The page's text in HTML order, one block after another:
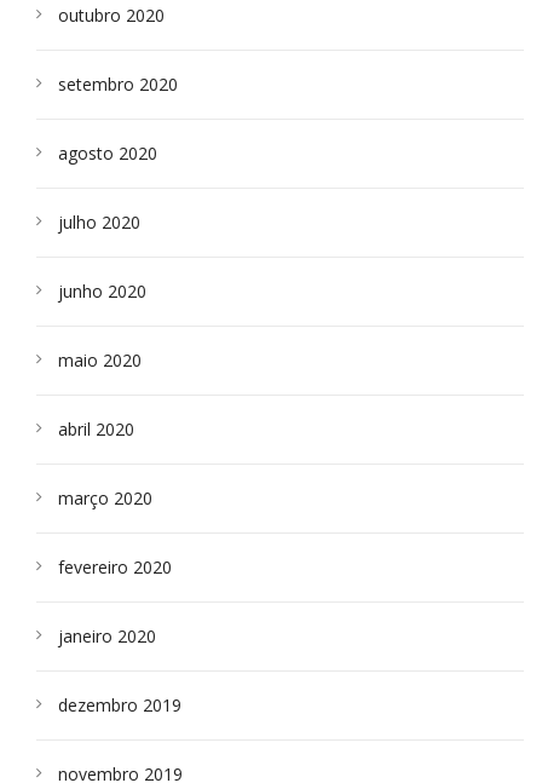
outubro 2020
setembro 2020
agosto 2020
julho 2020
junho 2020
maio 2020
abril 2020
março 2020
fevereiro 2020
janeiro 2020
dezembro 2019
novembro 2019